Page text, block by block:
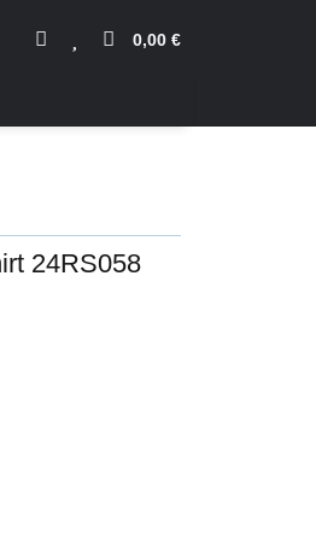
0,00 €
24RS058